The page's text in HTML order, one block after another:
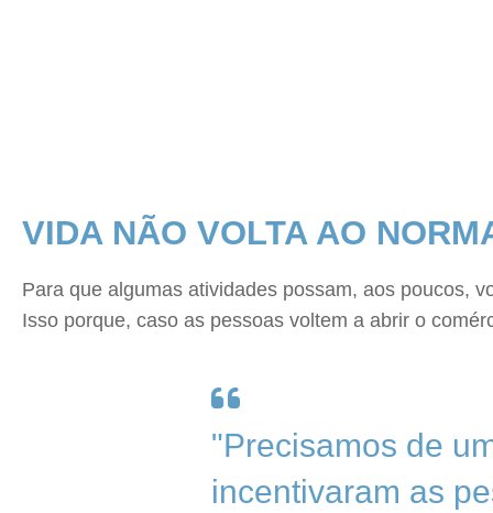
VIDA NÃO VOLTA AO
Para que algumas atividades possam, aos poucos,
Isso porque, caso as pessoas voltem a abrir o
"Precisamos de
incentivaram as